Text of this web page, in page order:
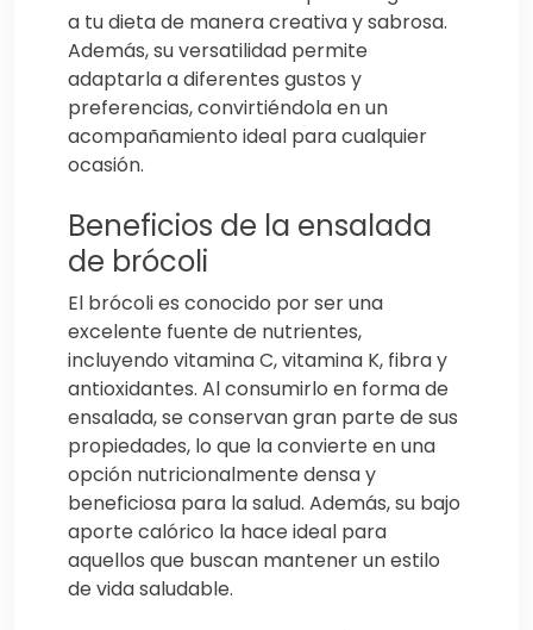
a tu dieta de manera creativa y sabrosa.
Además, su versatilidad permite
adaptarla a diferentes gustos y
preferencias, convirtiéndola en un
acompañamiento ideal para cualquier
ocasión.
Beneficios de la ensalada
de brócoli
El brócoli es conocido por ser una
excelente fuente de nutrientes,
incluyendo vitamina C, vitamina K, fibra y
antioxidantes. Al consumirlo en forma de
ensalada, se conservan gran parte de sus
propiedades, lo que la convierte en una
opción nutricionalmente densa y
beneficiosa para la salud. Además, su bajo
aporte calórico la hace ideal para
aquellos que buscan mantener un estilo
de vida saludable.